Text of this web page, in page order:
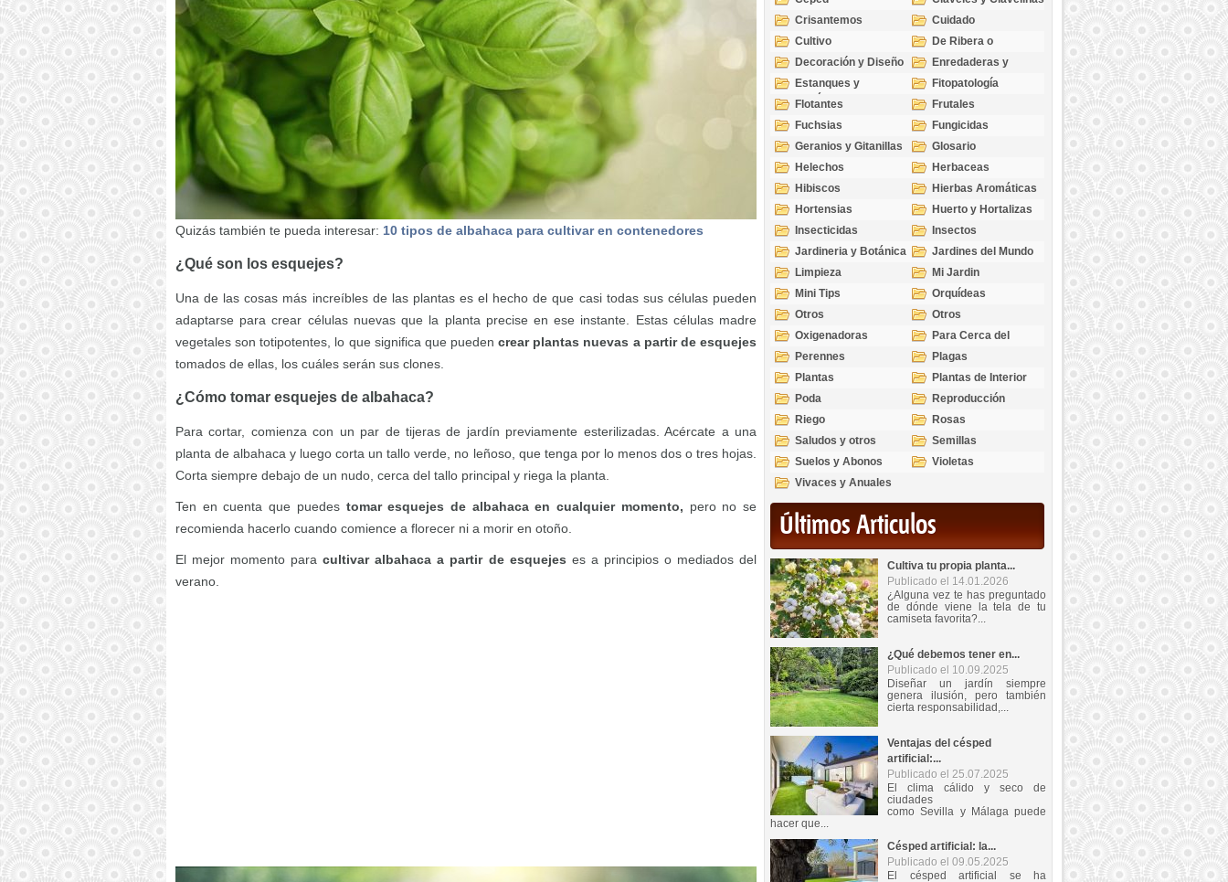
Quizás también te pueda interesar: 10 tipos de albahaca para cultivar en contenedores
¿Qué son los esquejes?
Una de las cosas más increíbles de las plantas es el hecho de que casi todas sus células pueden
adaptarse para crear células nuevas que la planta precise en ese instante. Estas células madre
vegetales son totipotentes, lo que significa que puedencrear plantas nuevas a partir de esquejes
tomados de ellas, los cuáles serán sus clones.
¿Cómo tomar esquejes de albahaca?
Para cortar, comienza con un par de tijeras de jardín previamente esterilizadas. Acércate a una
planta de albahaca y luego corta un tallo verde, no leñoso, que tenga por lo menos dos o tres hojas.
Corta siempre debajo de un nudo, cerca del tallo principal y riega la planta.
Ten en cuenta que puedes tomar esquejes de albahaca en cualquier momento, pero no se
recomienda hacerlo cuando comience a florecer ni a morir en otoño.
El mejor momento paracultivar albahaca a partir de esquejes es a principios o mediados del
verano.
Crisantemos
Cuidado
Cultivo
De Ribera o
Palustres
Decoración y Diseño
Enredaderas y
cubresuelos
Estanques y
Acuáticas
Fitopatología
Flotantes
Frutales
Fuchsias
Fungicidas
Geranios y Gitanillas
Glosario
Helechos
Herbaceas
Hibiscos
Hierbas Aromáticas
Hortensias
Huerto y Hortalizas
Insecticidas
Insectos
Jardineria y Botánica
Jardines del Mundo
Limpieza
Mi Jardin
Mini Tips
Orquídeas
Otros
Otros
Oxigenadoras
Para Cerca del
Estanque
Perennes
Plagas
Plantas
Plantas de Interior
Poda
Reproducción
Riego
Rosas
Saludos y otros
temas
Semillas
Suelos y Abonos
Violetas
Vivaces y Anuales
Últimos Articulos
Cultiva tu propia planta...
Publicado el 14.01.2026
¿Alguna vez te has preguntado
de dónde viene la tela de tu
camiseta favorita?...
¿Qué debemos tener en...
Publicado el 10.09.2025
Diseñar un jardín siempre
genera ilusión, pero también
cierta responsabilidad,...
Ventajas del césped
artificial:...
Publicado el 25.07.2025
El clima cálido y seco de
ciudades
como Sevilla y Málaga puede
hacer que...
Césped artificial: la...
Publicado el 09.05.2025
El césped artificial se ha